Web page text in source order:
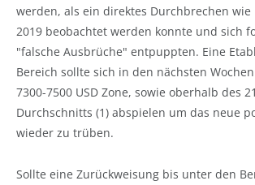
werden, als ein direktes Durchbrechen wie
2019 beobachtet werden konnte und sich
"falsche Ausbrüche" entpuppten. Eine
Bereich sollte sich in den nächsten
7300-7500 USD Zone, sowie oberhalb des
Durchschnitts (1) abspielen um das neue
wieder zu trüben.
Sollte eine Zurückweisung bis unter den